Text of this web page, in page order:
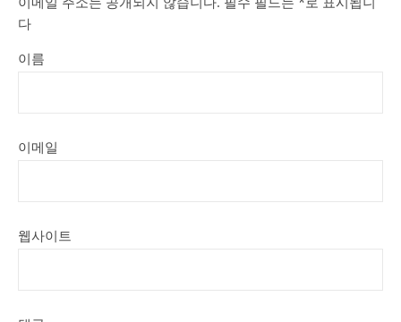
다
이름
이메일
웹사이트